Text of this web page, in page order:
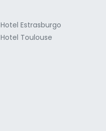
Hotel Estrasburgo
Hotel Toulouse